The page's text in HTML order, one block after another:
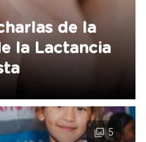
de la
la Lactancia
5